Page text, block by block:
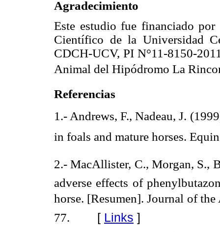
Agradecimiento
Este estudio fue financiado
Científico de la Universidad
CDCH-UCV, PI N°11-8150-
Animal del Hipódromo La
Referencias
1.- Andrews, F., Nadeau, J.
in foals and mature horses.
2.- MacAllister, C., Morgan, S.,
adverse effects of
horse. [Resumen]. Journal of
77. [ Links ]